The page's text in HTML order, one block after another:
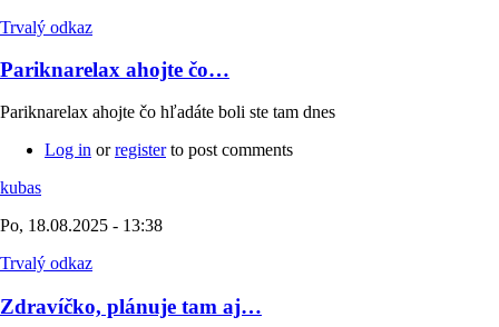
Trvalý odkaz
Pariknarelax ahojte čo…
Pariknarelax ahojte čo hľadáte boli ste tam dnes
Log in orregisterto post comments
kubas
Po, 18.08.2025 - 13:38
Trvalý odkaz
Zdravíčko, plánuje tam aj…